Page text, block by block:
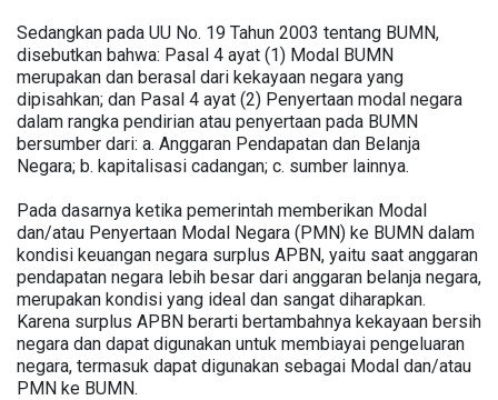
Sedangkan pada UU No. 19 Tahun 2003 tentang BUMN,
disebutkan bahwa: Pasal 4 ayat (1) Modal BUMN
merupakan dan berasal dari kekayaan negara yang
dipisahkan; dan Pasal 4 ayat (2) Penyertaan modal negara
dalam rangka pendirian atau penyertaan pada BUMN
bersumber dari: a. Anggaran Pendapatan dan Belanja
Negara; b. kapitalisasi cadangan; c. sumber lainnya.
Pada dasarnya ketika pemerintah memberikan Modal
dan/atau Penyertaan Modal Negara (PMN) ke BUMN dalam
kondisi keuangan negara surplus APBN, yaitu saat anggaran
pendapatan negara lebih besar dari anggaran belanja negara,
merupakan kondisi yang ideal dan sangat diharapkan.
Karena surplus APBN berarti bertambahnya kekayaan bersih
negara dan dapat digunakan untuk membiayai pengeluaran
negara, termasuk dapat digunakan sebagai Modal dan/atau
PMN ke BUMN.